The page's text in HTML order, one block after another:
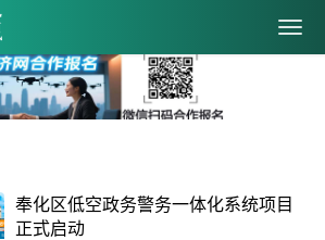
奉化区低空政务警务一体化系统项目
正式启动